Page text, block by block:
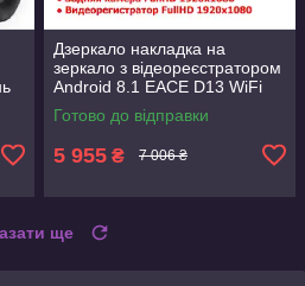
Дзеркало накладка на
зеркало з відеореєстратором
Android 8.1 EACE D13 WiFi
GPS Екран 10 дюймів дві
камери Навігація карти
Готово до відправки
5 955 ₴ 7 006 ₴
ще